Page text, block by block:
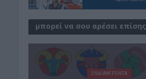
μπορεί να σου αρέσει επίσης
ΕΝΔΙΑΦΕΡΟΝΤΑ